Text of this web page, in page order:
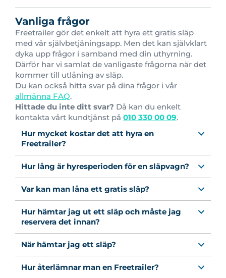
Vanliga frågor
Freetrailer gör det enkelt att hyra ett gratis släp
med vår självbetjäningsapp. Men det kan självklart
dyka upp frågor i samband med din uthyrning.
Därför har vi samlat de vanligaste frågorna när det
kommer till utlåning av släp.
Du kan också hitta svar på dina frågor i vår
allmänna FAQ.
Hittade du inte ditt svar? Då kan du enkelt
kontakta vårt kundtjänst på 010 330 00 09.
Hur mycket kostar det att hyra en
Freetrailer?
Hur lång är hyresperioden för en släpvagn?
Var kan man låna ett gratis släp?
Hur hämtar jag ut ett släp och måste jag
reservera det innan?
När hämtar jag ett släp?
Hur återlämnar man en Freetrailer?